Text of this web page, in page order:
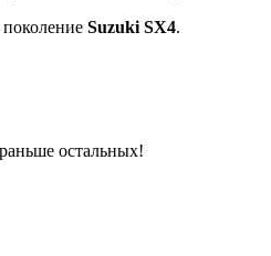
Suzuki SX4.
остальных!